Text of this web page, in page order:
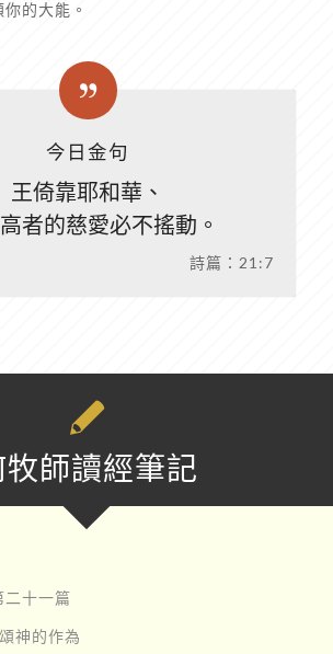
的大能。
今日金句
王倚靠耶和華、
者的慈愛必不搖動。
詩篇：21:7
牧師讀經筆記
二十一篇
神的作為